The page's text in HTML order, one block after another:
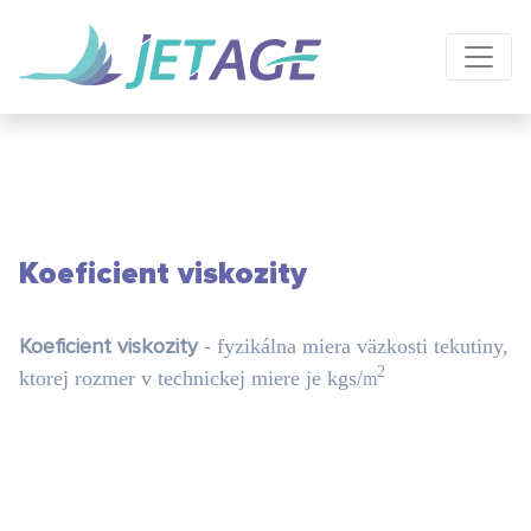
Koeficient viskozity
Koeficient viskozity- fyzikálna miera väzkosti tekutiny,
ktorej rozmer v technickej miere je kgs/m2